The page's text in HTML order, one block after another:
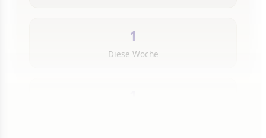
1
Diese Woche